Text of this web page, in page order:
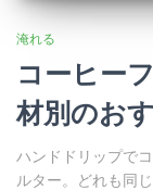
淹れる
コーヒー
材別のお
ハンドドリップで
ルター。どれも同